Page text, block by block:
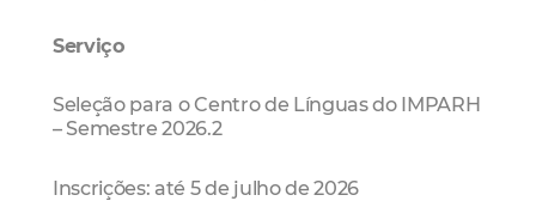
Serviço
Seleção para o Centro de Línguas do IMPARH
– Semestre 2026.2
Inscrições: até 5 de julho de 2026